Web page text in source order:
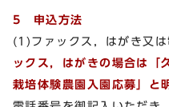
5 申込方法
(1)ファックス，はがき又は
ックス，はがきの場合は「
栽培体験農園入園応募」と